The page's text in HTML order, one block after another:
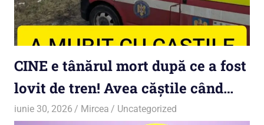
CINE e tânărul mort după ce a fost
lovit de tren! Avea căștile când…
iunie 30, 2026 Mircea Uncategorized